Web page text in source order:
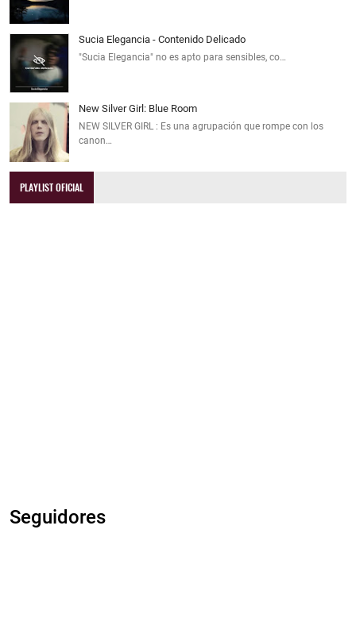
Sucia Elegancia - Contenido Delicado
"Sucia Elegancia" no es apto para sensibles, co…
New Silver Girl: Blue Room
NEW SILVER GIRL : Es una agrupación que rompe con los
canon…
PLAYLIST OFICIAL
Seguidores